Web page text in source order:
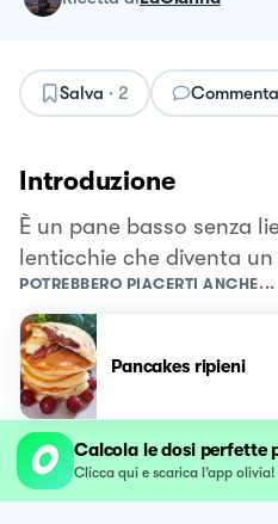
Salva · 2 Commenta
Introduzione
È un pane basso senza
lenticchie che diventa
POTREBBERO PIACERTI ANCHE...
Pancakes ripieni
Calcola le dosi perfette
Clicca qui e scarica l’app olivia!